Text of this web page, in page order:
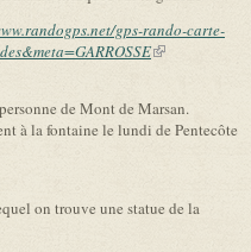
gps-rando-carte-
(link is
de Mont de Marsan.
à la fontaine le lundi de Pentecôte
on trouve une statue de la